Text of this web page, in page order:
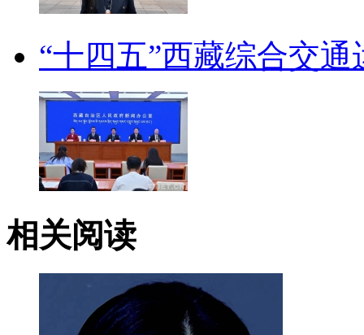
“十四五”西藏综合交
相关阅读